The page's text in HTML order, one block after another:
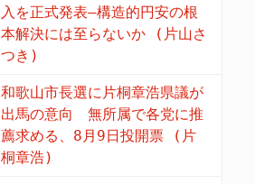
入を正式発表―構造的円安の根
本解決には至らないか (片山さ
つき)
和歌山市長選に片桐章浩県議が
出馬の意向 無所属で各党に推
薦求める、8月9日投開票 (片
桐章浩)